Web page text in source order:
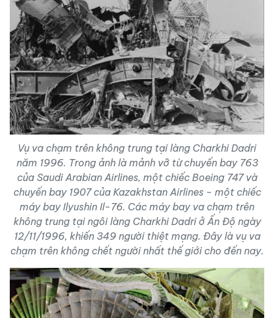
Vụ va chạm trên không trung tại làng Charkhi Dadri
năm 1996. Trong ảnh là mảnh vỡ từ chuyến bay 763
của Saudi Arabian Airlines, một chiếc Boeing 747 và
chuyến bay 1907 của Kazakhstan Airlines - một chiếc
máy bay Ilyushin Il-76. Các máy bay va chạm trên
không trung tại ngôi làng Charkhi Dadri ở Ấn Độ ngày
12/11/1996, khiến 349 người thiệt mạng. Đây là vụ va
chạm trên không chết người nhất thế giới cho đến nay.